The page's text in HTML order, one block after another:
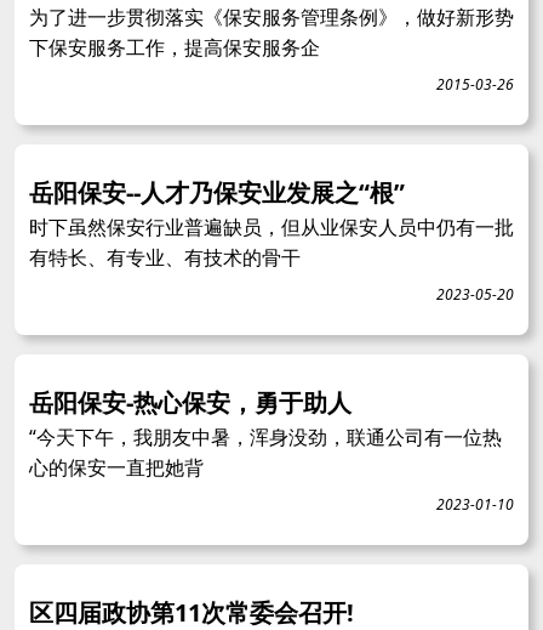
为了进一步贯彻落实《保安服务管理条例》，做好新形势
下保安服务工作，提高保安服务企
2015-03-26
岳阳保安--人才乃保安业发展之“根”
时下虽然保安行业普遍缺员，但从业保安人员中仍有一批
有特长、有专业、有技术的骨干
2023-05-20
岳阳保安-热心保安，勇于助人
“今天下午，我朋友中暑，浑身没劲，联通公司有一位热
心的保安一直把她背
2023-01-10
区四届政协第11次常委会召开!